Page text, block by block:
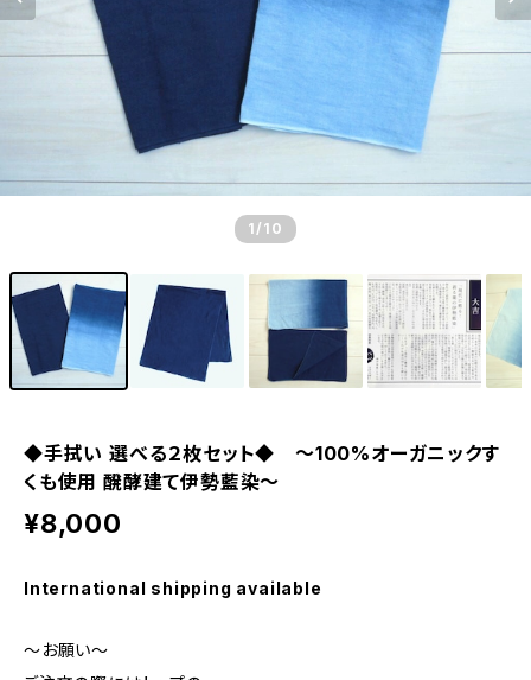
1 /10
◆手拭い 選べる２枚セット◆ ～100%オーガニックす
くも使用 醗酵建て伊勢藍染～
¥8,000
International shipping available
～お願い～